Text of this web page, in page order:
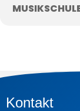
Kontakt